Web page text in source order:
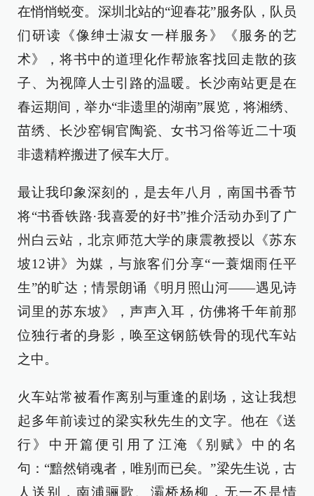
在悄悄蜕变。深圳北站的“迎春花”服务队，队员
们研读《像绅士淑女一样服务》《服务的艺
术》，将书中的道理化作帮旅客找回走散的孩
子、为视障人士引路的温暖。长沙南站更是在
春运期间，举办“非遗里的湖南”展览，将湘绣、
苗绣、长沙窑铜官陶瓷、女书习俗等近二十项
非遗精粹搬进了候车大厅。
最让我印象深刻的，是去年八月，南国书香节
将“书香铁路·我喜爱的好书”推介活动办到了广
州白云站，北京师范大学的康震教授以《苏东
坡12讲》为媒，与旅客们分享“一蓑烟雨任平
生”的旷达；情景朗诵《明月照山河——遇见诗
词里的苏东坡》，声声入耳，仿佛将千年前那
位独行者的身影，唤至这钢筋铁骨的现代车站
之中。
火车站常被看作离别与重逢的剧场，这让我想
起多年前读过的梁实秋先生的文字。他在《送
行》中开篇便引用了江淹《别赋》中的名
句：“黯然销魂者，唯别而已矣。”梁先生说，古
人送别，南浦骊歌、灞桥杨柳，无一不是情